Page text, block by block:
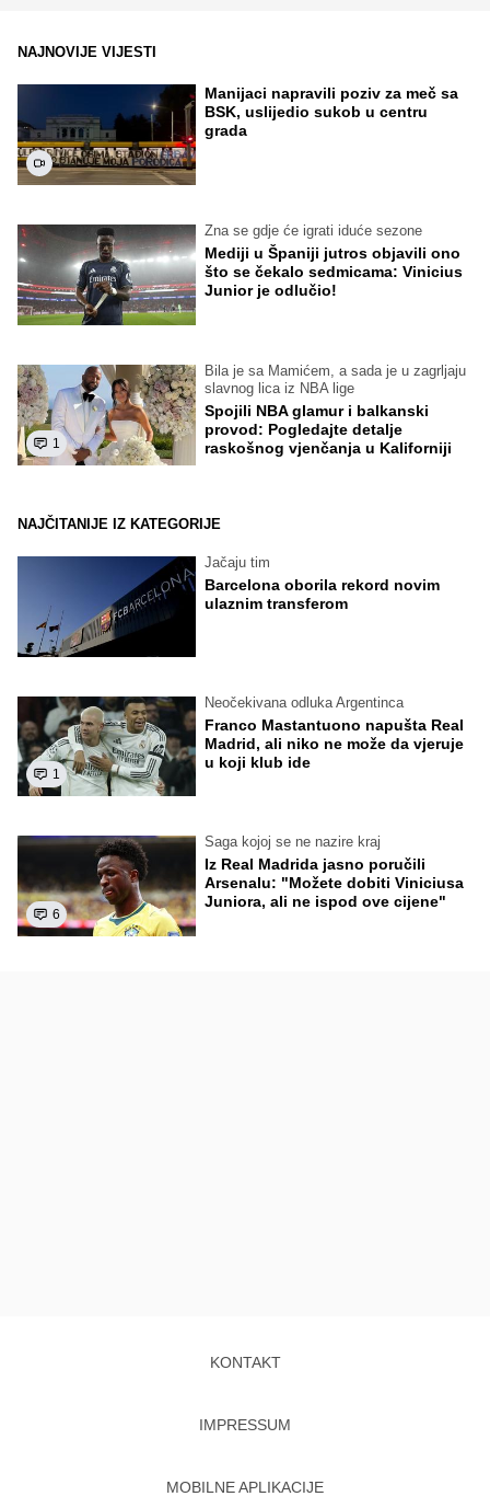
NAJNOVIJE VIJESTI
Manijaci napravili poziv za meč sa
BSK, uslijedio sukob u centru
grada
Zna se gdje će igrati iduće sezone
Mediji u Španiji jutros objavili ono
što se čekalo sedmicama: Vinicius
Junior je odlučio!
1
Bila je sa Mamićem, a sada je u zagrljaju
slavnog lica iz NBA lige
Spojili NBA glamur i balkanski
provod: Pogledajte detalje
raskošnog vjenčanja u Kaliforniji
NAJČITANIJE IZ KATEGORIJE
Jačaju tim
Barcelona oborila rekord novim
ulaznim transferom
1
Neočekivana odluka Argentinca
Franco Mastantuono napušta Real
Madrid, ali niko ne može da vjeruje
u koji klub ide
6
Saga kojoj se ne nazire kraj
Iz Real Madrida jasno poručili
Arsenalu: "Možete dobiti Viniciusa
Juniora, ali ne ispod ove cijene"
KONTAKT
IMPRESSUM
MOBILNE APLIKACIJE